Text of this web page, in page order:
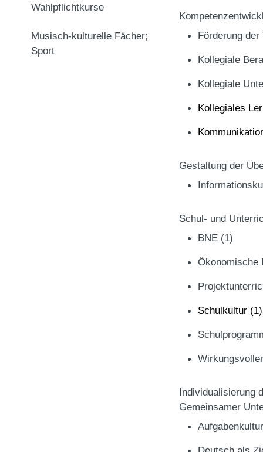
Wahlpflichtkurse
Musisch-kulturelle Fächer;
Sport
Förderung
Kollegiale
Kollegiale
Kollegiales
Gestaltung der
Schul- und
BNE (1)
Schulkultur (1)
Individualisierung
Gemeinsamer